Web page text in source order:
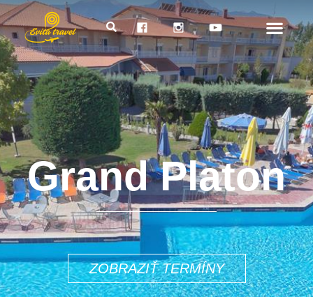
Grand Platon
ZOBRAZIŤ TERMÍNY
579€